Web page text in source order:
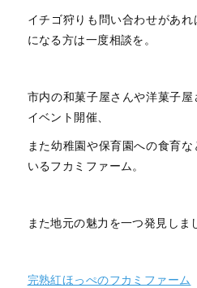
イチゴ狩りも問い合わせがあ
になる方は一度相談を。
市内の和菓子屋さんや洋菓子
イベント開催、
また幼稚園や保育園への食育
いるフカミファーム。
また地元の魅力を一つ発見しま
完熟紅ほっぺのフカミファーム